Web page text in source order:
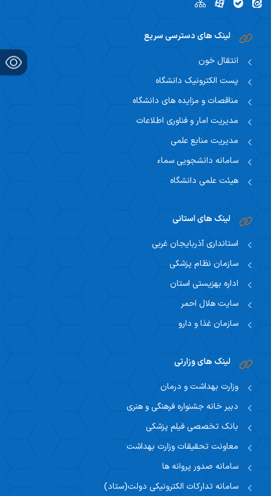
لینک های دسترسی سریع
انتقال خون
پست الکترونیک دانشگاه
مناقصات و مزایده های دانشگاه
مدیریت امار و فناوری اطلاعات
مدیریت منابع علمی
سامانه دانشجویی سماء
هیئت علمی دانشگاه
لینک های استانی
استانداری آذربایجان غربی
سازمان نظام پزشکی
اداره بهزیستی استان
سایت هلال احمر
سازمان غذا و دارو
لینک های وزارتی
وزارت بهداشت و درمان
دبیر خانه جشنواره فرهنگی و هنری
بانک تخصصی فیلم پزشکی
معاونت تحقیقات وزارت بهداشت
سامانه صدور پروانه ها
سامانه تدارکات الکترونیکی دولت(ستاد)